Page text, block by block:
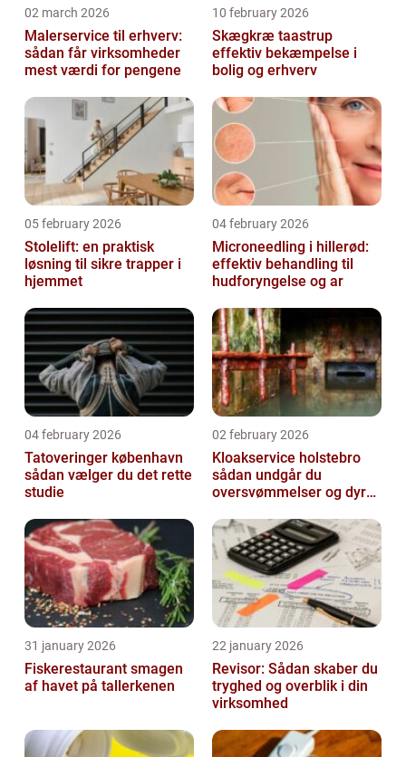
02 march 2026
Malerservice til erhverv:
sådan får virksomheder
mest værdi for pengene
10 february 2026
Skægkræ taastrup
effektiv bekæmpelse i
bolig og erhverv
05 february 2026
Stolelift: en praktisk
løsning til sikre trapper i
hjemmet
04 february 2026
Microneedling i hillerød:
effektiv behandling til
hudforyngelse og ar
04 february 2026
Tatoveringer københavn
sådan vælger du det rette
studie
02 february 2026
Kloakservice holstebro
sådan undgår du
oversvømmelser og dyre
31 january 2026
Fiskerestaurant smagen
af havet på tallerkenen
22 january 2026
Revisor: Sådan skaber du
tryghed og overblik i din
virksomhed